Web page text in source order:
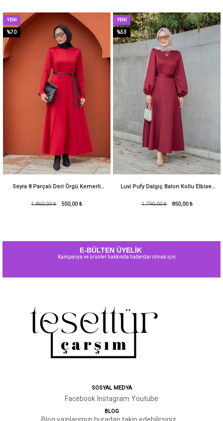
Seyra 8 Parçalı Deri Örgü Kemerli
Pufy Dalgıç Elbise-Bordo
550,00 ₺
1.860,00 ₺
%70
YENI
ÜRÜN
Luvi Pufy Dalgıç Balon Kollu Elbise-
Kırmızı850,00 ₺
1.790,00 ₺
%53
YENI
ÜRÜN
E-BÜLTEN ÜYELİK
Kampanya ve ürünler hakkında haberdar olmak için
SOSYAL MEDYA
Facebook Instagram Youtube
BLOG
Blog yazılarımızı buradan takip edebilirsiniz.